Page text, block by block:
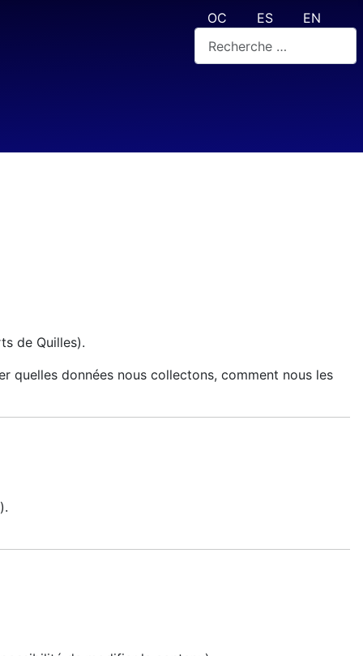
Sélectionnez votre langue
OC ES
EN
de Quilles).
quelles données nous collectons, comment nous les